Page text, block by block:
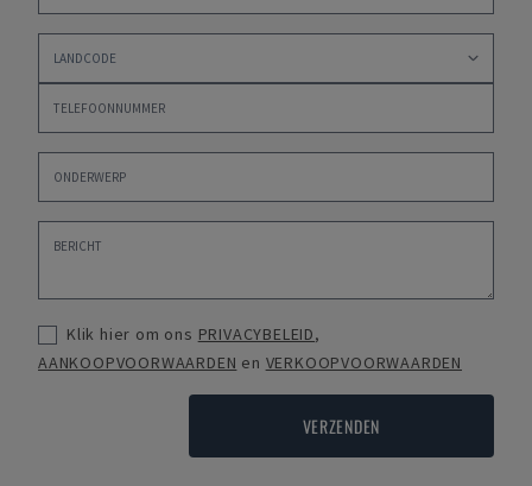
Klik hier om ons PRIVACYBELEID,
AANKOOPVOORWAARDEN en VERKOOPVOORWAARDEN
VERZENDEN